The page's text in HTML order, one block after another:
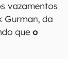
vazamentos
Gurman, da
que o